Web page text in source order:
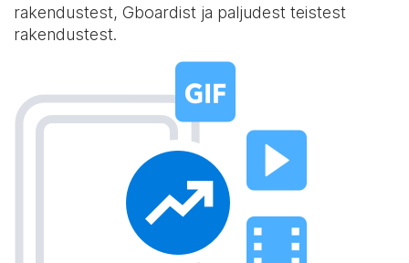
rakendustest, Gboardist ja paljudest teistest
rakendustest.